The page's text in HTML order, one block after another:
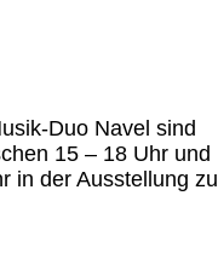
Duo Navel sind
15 – 18 Uhr und
in der Ausstellung zu